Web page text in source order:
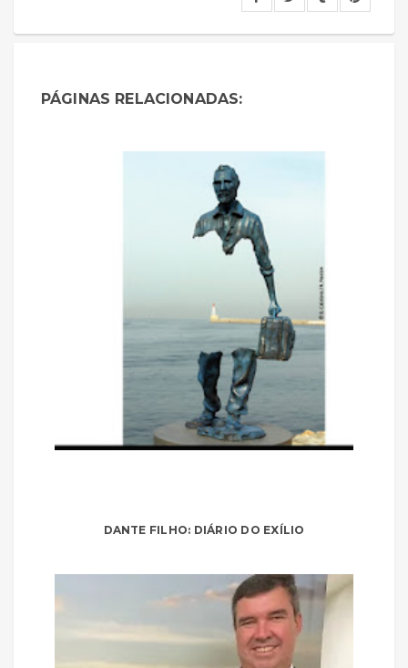
PÁGINAS RELACIONADAS:
DANTE FILHO: DIÁRIO DO EXÍLIO